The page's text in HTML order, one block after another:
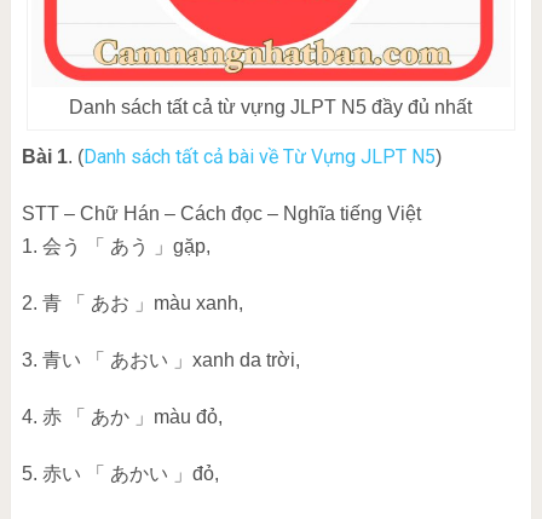
Danh sách tất cả từ vựng JLPT N5 đầy đủ nhất
Bài 1. (Danh sách tất cả bài về Từ Vựng JLPT N5)
STT – Chữ Hán – Cách đọc – Nghĩa tiếng Việt
1. 会う 「 あう 」gặp,
2. 青 「 あお 」màu xanh,
3. 青い 「 あおい 」xanh da trời,
4. 赤 「 あか 」màu đỏ,
5. 赤い 「 あかい 」đỏ,